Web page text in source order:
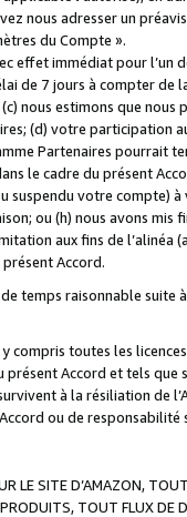
nous adresser un
du Compte ».
immédiat pour l’un
de 7 jours à compter
nous estimons que
(d) votre participation
Partenaires pourrait
le cadre du présent
suspendu votre compte)
ou (h) nous avons mis
aux fins de l’alinéa
Accord.
temps raisonnable
toutes les
Accord et tels que
à la résiliation de
ou de responsabilité
LE SITE D’AMAZON,
TOUT FLUX DE